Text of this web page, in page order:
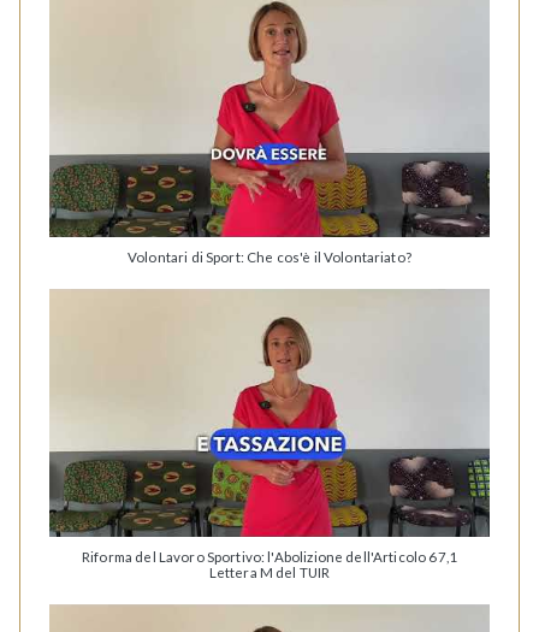
Volontari di Sport: Che cos'è il Volontariato?
Riforma del Lavoro Sportivo: l'Abolizione dell'Articolo 67,1
Lettera M del TUIR